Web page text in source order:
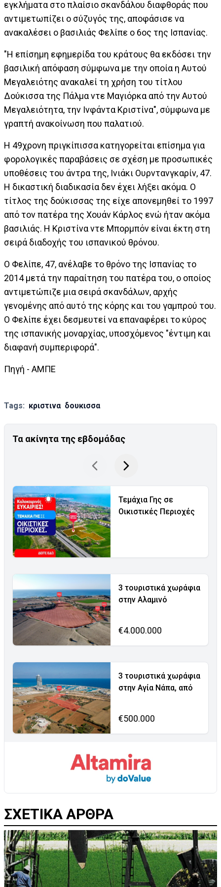
εγκλήματα στο πλαίσιο σκανδάλου διαφθοράς που
αντιμετωπίζει ο σύζυγός της, αποφάσισε να
ανακαλέσει ο βασιλιάς Φελίπε ο 6ος της Ισπανίας.
"Η επίσημη εφημερίδα του κράτους θα εκδόσει την
βασιλική απόφαση σύμφωνα με την οποία η Αυτού
Μεγαλειότης ανακαλεί τη χρήση του τίτλου
Δούκισσα της Πάλμα ντε Μαγιόρκα από την Αυτού
Μεγαλειότητα, την Ινφάντα Κριστίνα", σύμφωνα με
γραπτή ανακοίνωση που παλατιού.
Η 49χρονη πριγκίπισσα κατηγορείται επίσημα για
φορολογικές παραβάσεις σε σχέση με προσωπικές
υποθέσεις του άντρα της, Ινιάκι Ουρντανγκαρίν, 47.
Η δικαστική διαδικασία δεν έχει λήξει ακόμα. Ο
τίτλος της δούκισσας της είχε απονεμηθεί το 1997
από τον πατέρα της Χουάν Κάρλος ενώ ήταν ακόμα
βασιλιάς. Η Κριστίνα ντε Μπορμπόν είναι έκτη στη
σειρά διαδοχής του ισπανικού θρόνου.
Ο Φελίπε, 47, ανέλαβε το θρόνο της Ισπανίας το
2014 μετά την παραίτηση του πατέρα του, ο οποίος
αντιμετώπιζε μια σειρά σκανδάλων, αρχής
γενομένης από αυτό της κόρης και του γαμπρού του.
Ο Φελίπε έχει δεσμευτεί να επαναφέρει το κύρος
της ισπανικής μοναρχίας, υποσχόμενος "έντιμη και
διαφανή συμπεριφορά".
Πηγή - ΑΜΠΕ
Tags: κριστινα δουκισσα
Τα ακίνητα της εβδομάδας
Τεμάχια Γης σε
Οικιστικές Περιοχές
3 τουριστικά χωράφια
στην Αλαμινό
€4.000.000
3 τουριστικά χωράφια
στην Αγία Νάπα, από
€500.000
ΣΧΕΤΙΚΑ ΑΡΘΡΑ